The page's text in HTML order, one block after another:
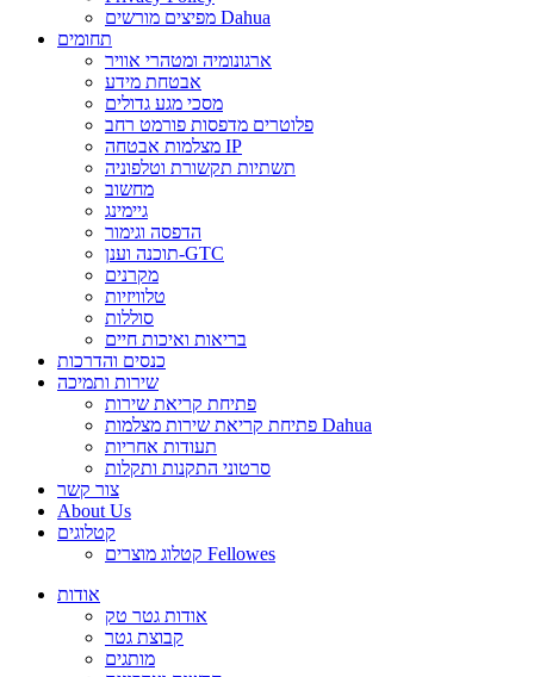
מפיצים מורשים Dahua
תחומים
ארגונומיה ומטהרי אוויר
אבטחת מידע
מסכי מגע גדולים
פלוטרים מדפסות פורמט רחב
מצלמות אבטחה IP
תשתיות תקשורת וטלפוניה
מחשוב
גיימינג
הדפסה וגימור
תוכנה וענן-GTC
מקרנים
טלוויזיות
סוללות
בריאות ואיכות חיים
כנסים והדרכות
שירות ותמיכה
פתיחת קריאת שירות
פתיחת קריאת שירות מצלמות Dahua
תעודות אחריות
סרטוני התקנות ותקלות
צור קשר
About Us
קטלוגים
קטלוג מוצרים Fellowes
אודות
אודות גטר טק
קבוצת גטר
מותגים